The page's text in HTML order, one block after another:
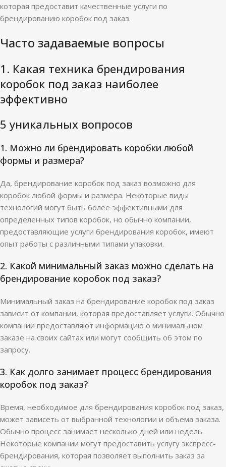
которая предоставит качественные услуги по
брендированию коробок под заказ.
Часто задаваемые вопросы
1. Какая техника брендирования
коробок под заказ наиболее
эффективно
5 уникальных вопросов
1. Можно ли брендировать коробки любой
формы и размера?
Да, брендирование коробок под заказ возможно для
коробок любой формы и размера. Некоторые виды
технологий могут быть более эффективными для
определенных типов коробок, но обычно компании,
предоставляющие услуги брендирования коробок, имеют
опыт работы с различными типами упаковки.
2. Какой минимальный заказ можно сделать на
брендирование коробок под заказ?
Минимальный заказ на брендирование коробок под заказ
зависит от компании, которая предоставляет услуги. Обычно
компании предоставляют информацию о минимальном
заказе на своих сайтах или могут сообщить об этом по
запросу.
3. Как долго занимает процесс брендирования
коробок под заказ?
Время, необходимое для брендирования коробок под заказ,
может зависеть от выбранной технологии и объема заказа.
Обычно процесс занимает несколько дней или недель.
Некоторые компании могут предоставить услугу экспресс-
брендирования, которая позволяет выполнить заказ за